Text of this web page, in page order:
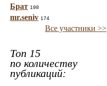
Брат 198
mr.seniv 174
Все участники >>
Топ 15
по количеству
публикаций: